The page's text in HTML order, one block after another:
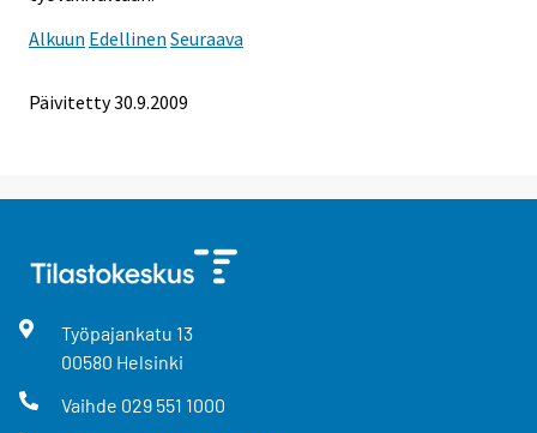
Alkuun Edellinen Seuraava
Päivitetty30.9.2009
Työpajankatu 13
00580 Helsinki
Vaihde 029 551 1000